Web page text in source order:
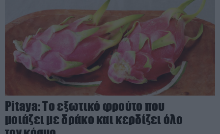
Pitaya: Το εξωτικό φρούτο που
μοιάζει με δράκο και κερδίζει όλο